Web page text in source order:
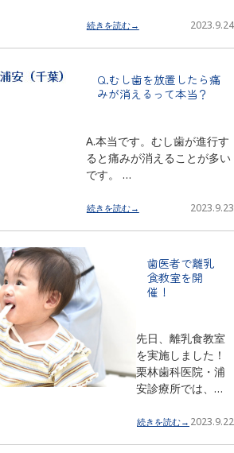
続きを読む→ 2023.9.24
Q.むし歯を放置したら痛
みが消えるって本当？
A.本当です。むし歯が進行す
ると痛みが消えることが多い
です。 …
続きを読む→ 2023.9.23
歯医者で離乳
食教室を開
催！
先日、離乳食教室
を実施しました！
栗林歯科医院・浦
安診療所では、…
続きを読む→ 2023.9.22